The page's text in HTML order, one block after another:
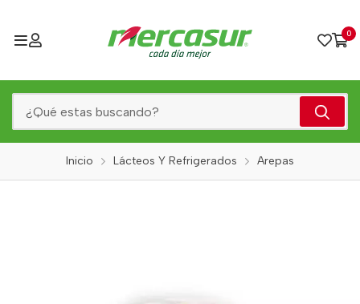
0
Inicio Lácteos Y Refrigerados Arepas